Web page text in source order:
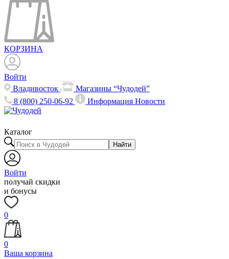
КОРЗИНА
Войти
Владивосток
Магазины “Чудодей”
8 (800) 250-06-92
ИнформацияНовости
Каталог
Найти
Войти
получай скидки
и бонусы
0
0
Ваша корзина